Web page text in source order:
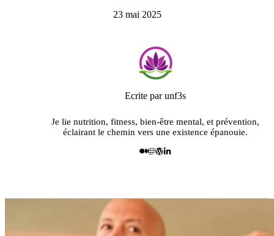
23 mai 2025
Ecrite par unf3s
Je lie nutrition, fitness, bien-être mental, et prévention,
éclairant le chemin vers une existence épanouie.